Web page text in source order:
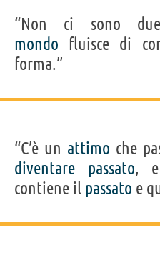
“Non ci sono
mondo fluisce di
forma.”
“C’è un attimo che
diventare
passato,
contiene il passato e